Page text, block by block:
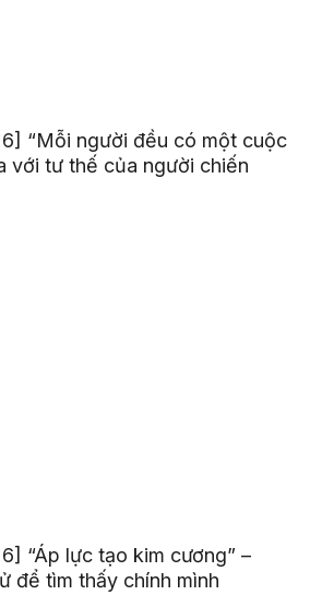
“Mỗi người đều có một cuộc
với tư thế của người chiến
“Áp lực tạo kim cương” –
để tìm thấy chính mình